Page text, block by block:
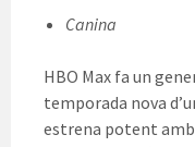
Canina
HBO Max fa un
temporada nova
estrena potent amb